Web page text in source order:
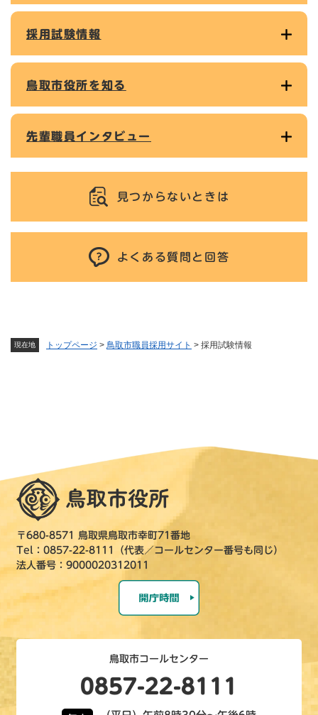
現在地 トップページ > 鳥取市職員採用サイト > 採用試験情報
採用試験情報
鳥取市役所を知る
先輩職員インタビュー
見つからないときは
よくある質問と回答
〒680-8571 鳥取県鳥取市幸町71番地
Tel：0857-22-8111（代表／コールセンター番号も同じ）
法人番号：9000020312011
鳥取市コールセンター
0857-22-8111